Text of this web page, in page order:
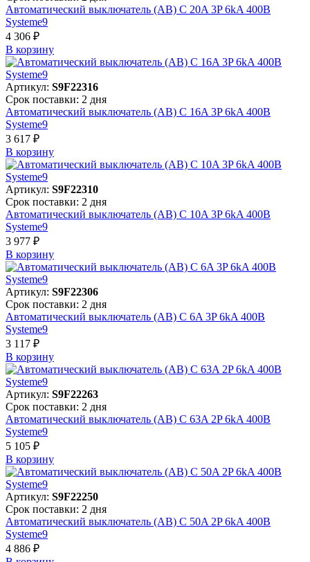
Автоматический выключатель (АВ) C 20A 3P 6kA 400В
Systeme9
4 306 ₽
В корзинy
Артикул: S9F22316
Срок поставки: 2 дня
Автоматический выключатель (АВ) C 16A 3P 6kA 400В
Systeme9
3 617 ₽
В корзинy
Артикул: S9F22310
Срок поставки: 2 дня
Автоматический выключатель (АВ) C 10A 3P 6kA 400В
Systeme9
3 977 ₽
В корзинy
Артикул: S9F22306
Срок поставки: 2 дня
Автоматический выключатель (АВ) C 6A 3P 6kA 400В
Systeme9
3 117 ₽
В корзинy
Артикул: S9F22263
Срок поставки: 2 дня
Автоматический выключатель (АВ) C 63A 2P 6kA 400В
Systeme9
5 105 ₽
В корзинy
Артикул: S9F22250
Срок поставки: 2 дня
Автоматический выключатель (АВ) C 50A 2P 6kA 400В
Systeme9
4 886 ₽